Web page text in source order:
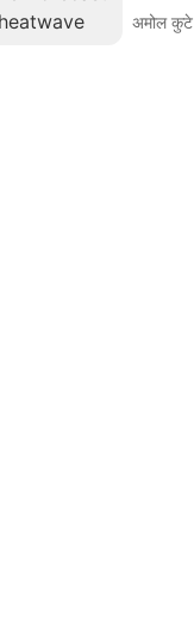
अमोल कुटे